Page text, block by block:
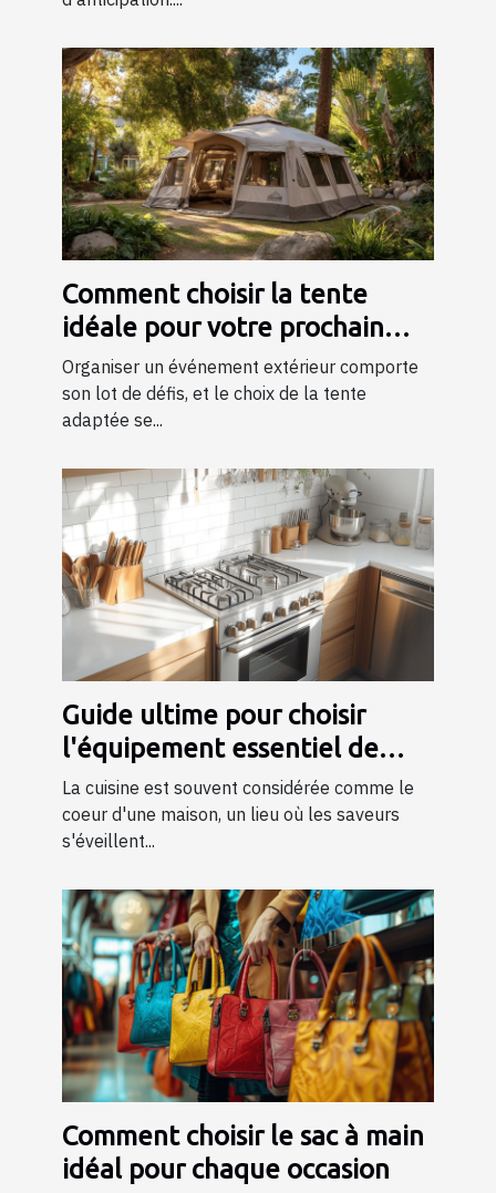
Comment choisir la tente
idéale pour votre prochain
événement ?
Organiser un événement extérieur comporte
son lot de défis, et le choix de la tente
adaptée se...
Guide ultime pour choisir
l'équipement essentiel de
cuisine
La cuisine est souvent considérée comme le
coeur d'une maison, un lieu où les saveurs
s'éveillent...
Comment choisir le sac à main
idéal pour chaque occasion